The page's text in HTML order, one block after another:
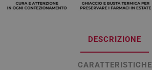
DESCRIZIONE
CARATTERISTICHE